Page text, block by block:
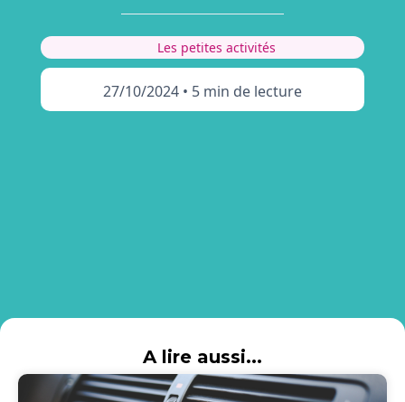
Les petites activités
27/10/2024 • 5 min de lecture
A lire aussi...